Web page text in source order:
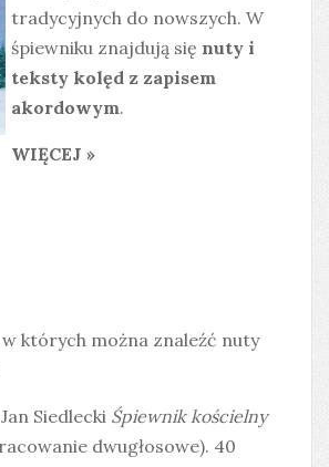
tradycyjnych do nowszych. W
śpiewniku znajdują się nuty i
teksty kolęd z zapisem
akordowym.
WIĘCEJ »
w których można znaleźć nuty
Siedlecki Śpiewnik kościelny
dwugłosowe). 40